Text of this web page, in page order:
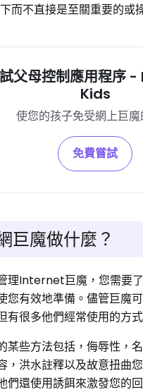
而不直接是至關重要的或
父母控制應用程序
Kids
使您的孩子免受網上巨
免費嘗試
巨魔做什麼？
理Internet巨魔，您需要
您有效地準備。儘管巨魔
有很多他們經常使用的方式
某些方法包括，侮辱性，
，洪水註釋以及故意扭曲
們還使用誘餌來激發您的